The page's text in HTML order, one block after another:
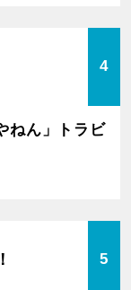
4
ねん」トラビ
5